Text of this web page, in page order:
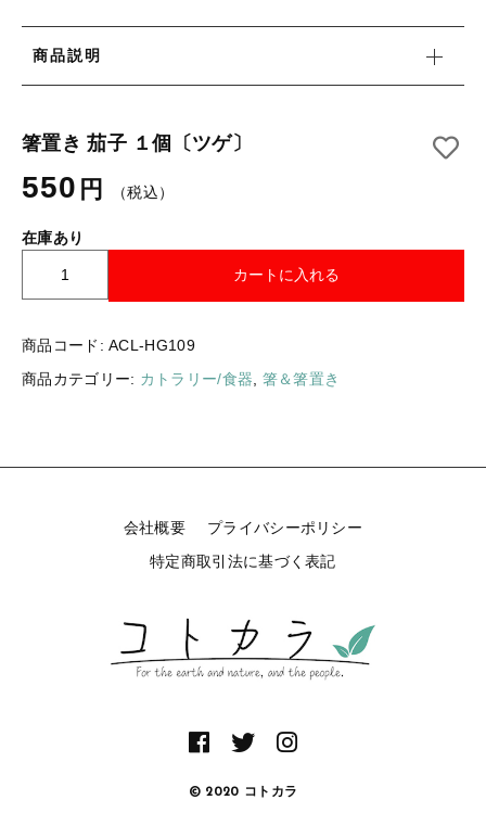
商品説明
箸置き 茄子 １個〔ツゲ〕
550 円 （税込）
在庫あり
置
茄
１
カートに入れる
商品コード:ACL-HG109
商品カテゴリー: カトラリー/食器, 箸＆箸置き
会社概要
プライバシーポリシー
特定商取引法に基づく表記
© 2020 コトカラ
ファッション
雑貨
ラリーキルト
キリム
ギフトラッピング
新着商品
コトカラについて
布ナプキン
ラリーキルト
キリム
ギフトラッピング